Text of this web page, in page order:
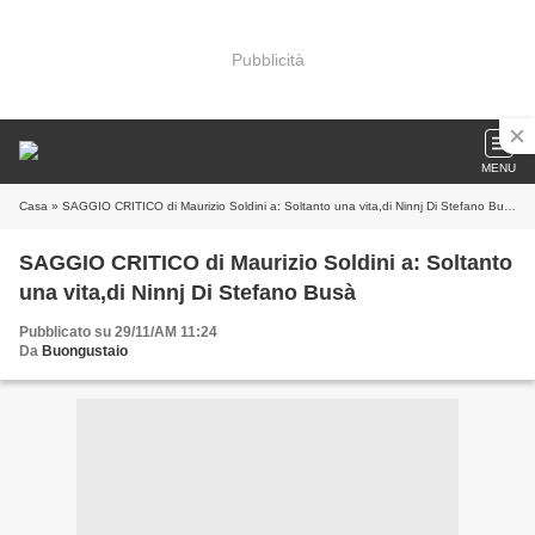
Pubblicità
MENU
Casa » SAGGIO CRITICO di Maurizio Soldini a: Soltanto una vita,di Ninnj Di Stefano Busà
SAGGIO CRITICO di Maurizio Soldini a: Soltanto
una vita,di Ninnj Di Stefano Busà
Pubblicato su 29/11/AM 11:24
Da Buongustaio